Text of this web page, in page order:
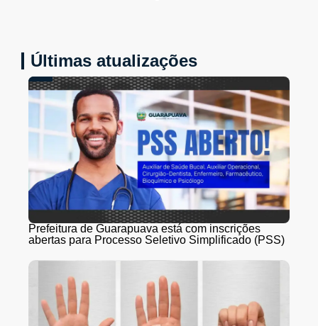
Últimas atualizações
Prefeitura de Guarapuava está com inscrições
abertas para Processo Seletivo Simplificado (PSS)